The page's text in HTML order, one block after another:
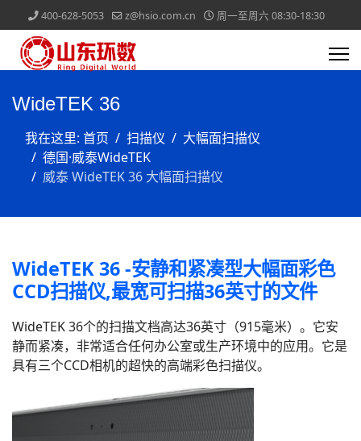
400-628-5053 z@hsio.com.cn 周一至周六 08:30-18:30
WideTEK 36
我在这里: 首页 扫描仪
大幅面扫描仪
德国·威泰WideTEK
威泰 WideTEK 36 大幅面扫描仪
WideTEK 36 -安静和紧凑型大幅面彩色
CCD扫描仪,最宽可扫描36英寸的文件
WideTEK 36个的扫描文档高达36英寸（915毫米）。它安
静而紧凑，非常适合任何办公室或生产环境中的应用。它是
具有三个CCD相机的超快的高端彩色扫描仪。